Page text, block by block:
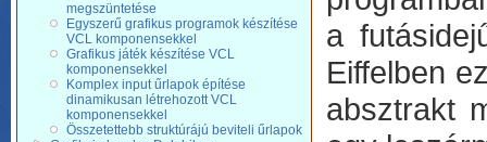
megszüntetése
Egyszerű grafikus programok készítése
VCL komponensekkel
Grafikus játék készítése VCL
komponensekkel
Komplex input űrlapok építése
dinamikusan létrehozott VCL
komponensekkel
Összetettebb struktúrájú beviteli űrlapok
a
Eiffelben
absztrakt